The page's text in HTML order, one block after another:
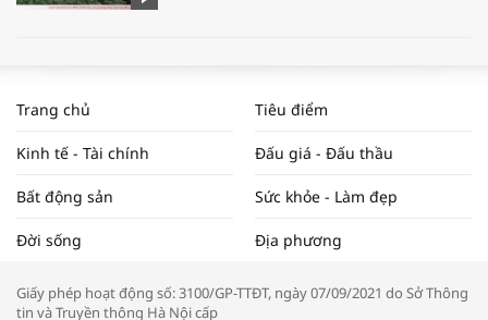
NAM NĂM 2024 VÀ NĂM 2025 | NHỊP
ĐẬP THỊ TRƯỜNG #62
Tọa đàm “Xúc tiến thương mại: Khơi
Trang chủ Tiêu điểm
Kinh tế - Tài chính Đấu giá - Đấu thầu
Bất động sản Sức khỏe - Làm đẹp
Đời sống Địa phương
Giấy phép hoạt động số: 3100/GP-TTĐT, ngày 07/09/2021 do Sở Thông
tin và Truyền thông Hà Nội cấp